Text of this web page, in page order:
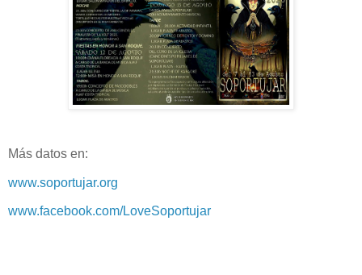
Más datos en:
www.soportujar.org
www.facebook.com/LoveSoportujar